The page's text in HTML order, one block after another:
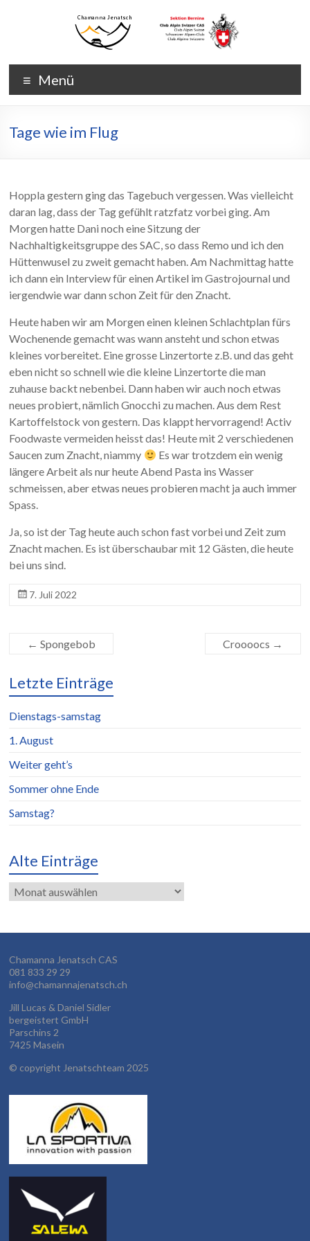
Chamanna
Jenatsch
Chamanna
Jenatsch
CAS
Menü
Tage wie im Flug
Hoppla gestern ging das Tagebuch vergessen. Was vielleicht
daran lag, dass der Tag gefühlt ratzfatz vorbei ging. Am
Morgen hatte Dani noch eine Sitzung der
Nachhaltigkeitsgruppe des SAC, so dass Remo und ich den
Hüttenwusel zu zweit gemacht haben. Am Nachmittag hatte
ich dann ein Interview für einen Artikel im Gastrojournal und
iergendwie war dann schon Zeit für den Znacht.
Heute haben wir am Morgen einen kleinen Schlachtplan fürs
Wochenende gemacht was wann ansteht und schon etwas
kleines vorbereitet. Eine grosse Linzertorte z.B. und das geht
eben nicht so schnell wie die kleine Linzertorte die man
zuhause backt nebenbei. Dann haben wir auch noch etwas
neues probiert, nämlich Gnocchi zu machen. Aus dem Rest
Kartoffelstock von gestern. Das klappt hervorragend! Activ
Foodwaste vermeiden heisst das! Heute mit 2 verschiedenen
Saucen zum Znacht, niammy
Es war trotzdem ein wenig
längere Arbeit als nur heute Abend Pasta ins Wasser
schmeissen, aber etwas neues probieren macht ja auch immer
Spass.
Ja, so ist der Tag heute auch schon fast vorbei und Zeit zum
Znacht machen. Es ist überschaubar mit 12 Gästen, die heute
bei uns sind.
7. Juli 2022
← Spongebob Croooocs →
Letzte Einträge
Dienstags-samstag
1. August
Weiter geht’s
Sommer ohne Ende
Samstag?
Alte Einträge
Alte
Einträge
Chamanna Jenatsch CAS
081 833 29 29
info@chamannajenatsch.ch
Jill Lucas & Daniel Sidler
bergeistert GmbH
Parschins 2
7425 Masein
© copyright Jenatschteam 2025